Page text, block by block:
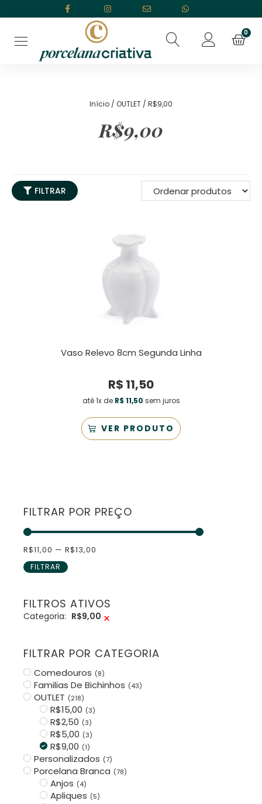
Início / OUTLET / R$9,00
R$9,00
FILTRAR POR PREÇO
R$11,00 — R$13,00
FILTRAR
FILTROS ATIVOS
Categoria: R$9,00 ×
FILTRAR POR CATEGORIA
Comedouros (8)
Familias De Bichinhos (43)
OUTLET (218)
R$15,00 (3)
R$2,50 (3)
R$5,00 (3)
R$9,00 (1)
Personalizados (7)
Porcelana Branca (78)
Anjos (4)
Apliques (5)
FILTRAR
Vaso Relevo 8cm Segunda Linha
R$ 11,50
até 1x de R$ 11,50 sem juros
VER PRODUTO